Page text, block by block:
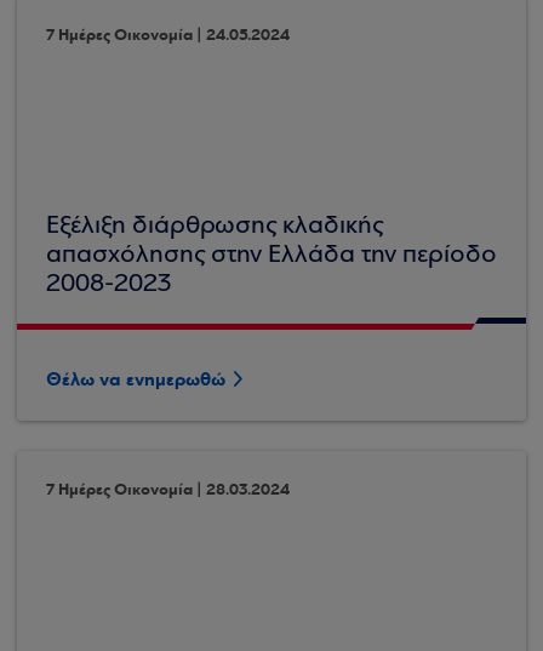
7 Ημέρες Οικονομία | 24.05.2024
Εξέλιξη διάρθρωσης κλαδικής
απασχόλησης στην Ελλάδα την περίοδο
2008-2023
Θέλω να ενημερωθώ
7 Ημέρες Οικονομία | 28.03.2024